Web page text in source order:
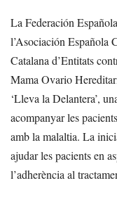
La Federación
l’Asociación Española
Catalana d’Entitats
Mama Ovario
‘Lleva la Delantera’,
acompanyar les
amb la malaltia. La
ajudar les pacients en
l’adherència al